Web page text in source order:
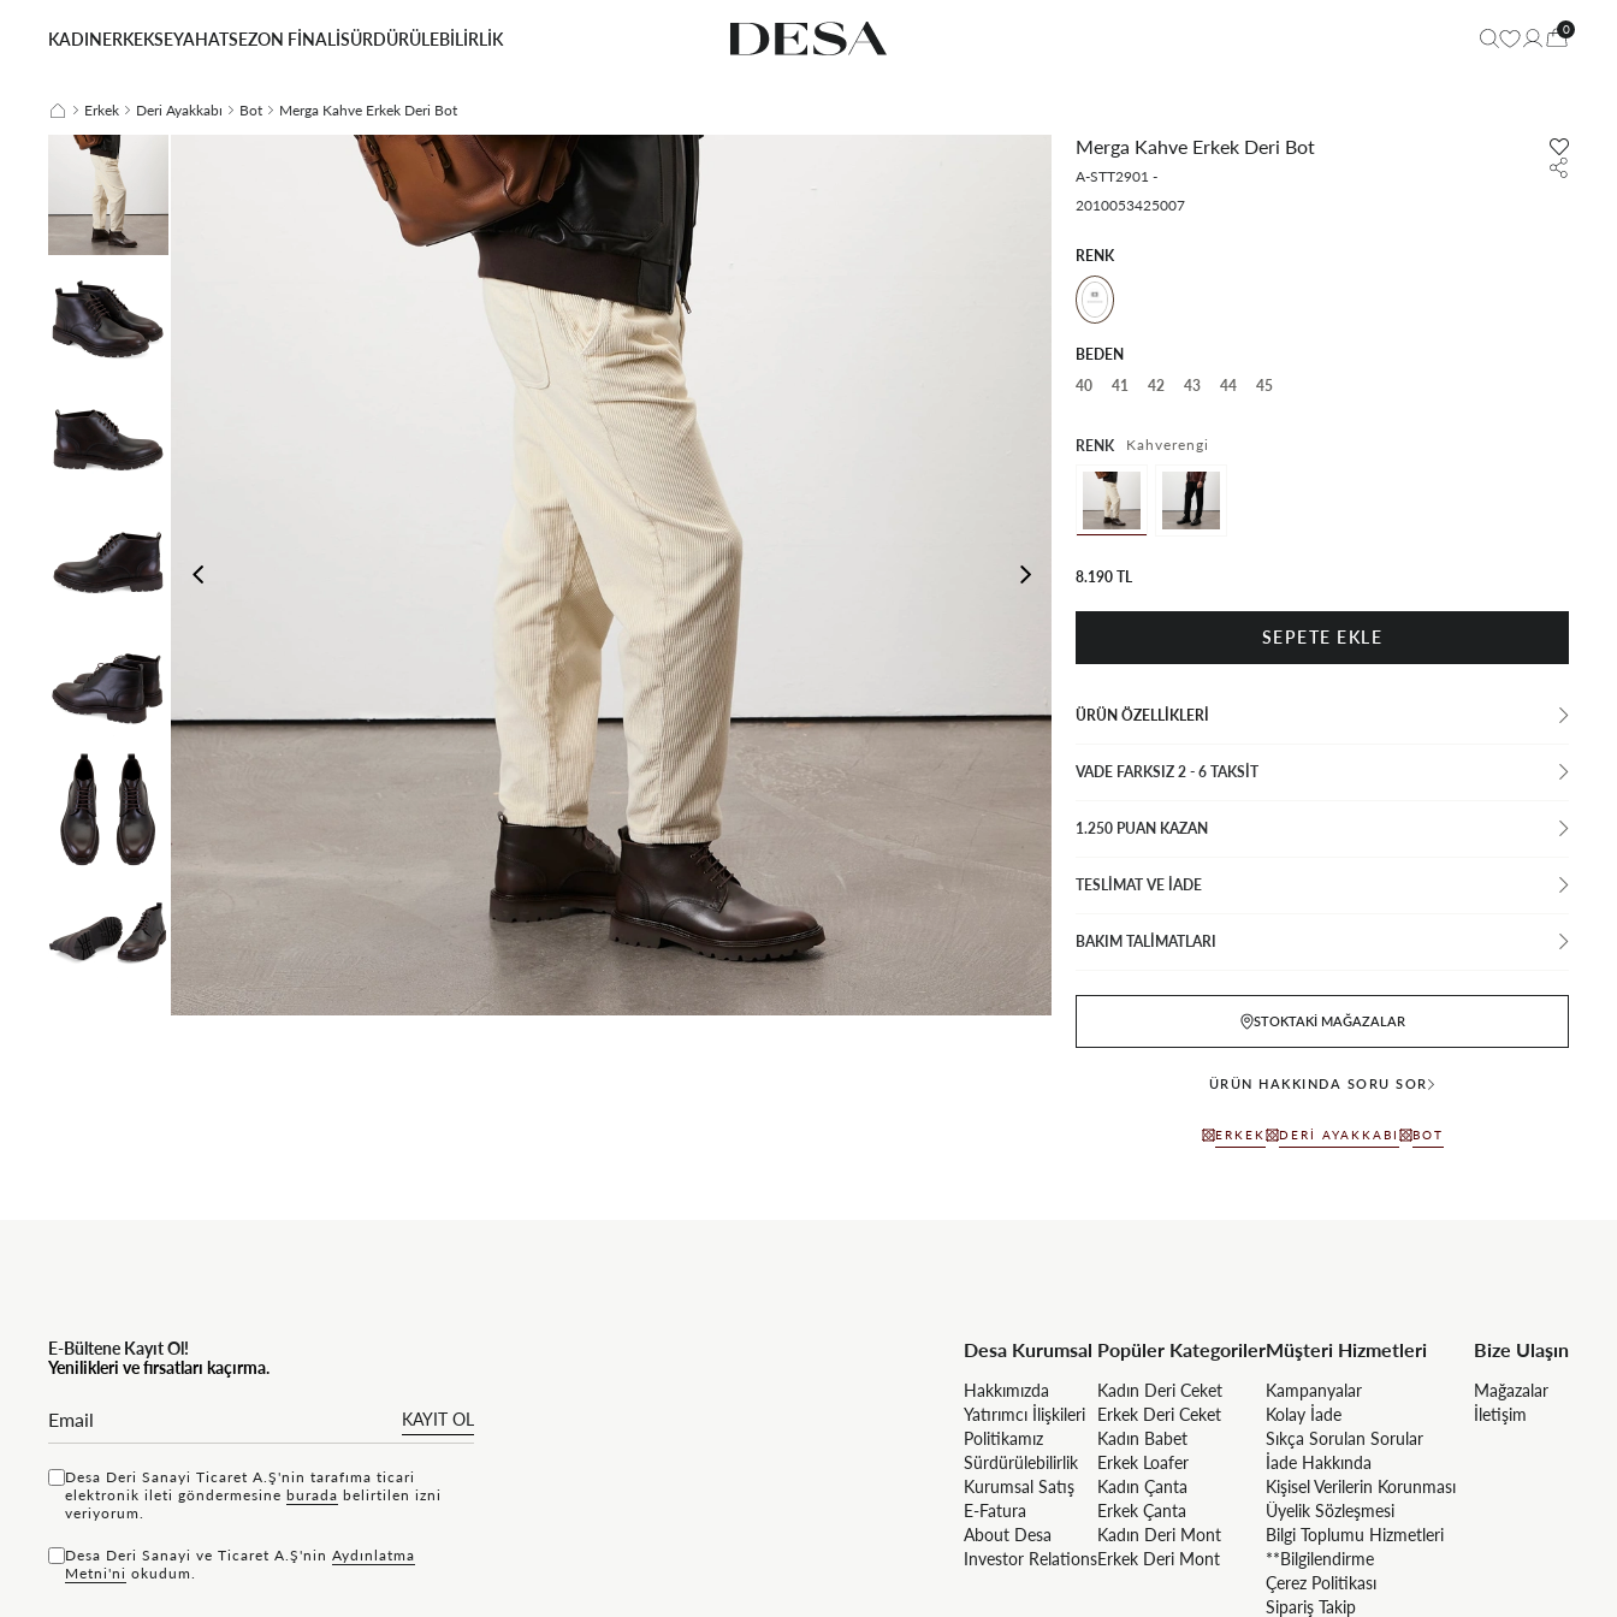
KADINERKEKSEYAHATSEZON FİNALİSÜRDÜRÜLEBİLİRLİK 0
Erkek Deri Ayakkabı Bot Merga Kahve Erkek Deri Bot
Merga Kahve Erkek Deri Bot
A-STT2901 -
2010053425007
RENK
BEDEN
40
41 42 43 44 45
RENK Kahverengi
8.190 TL
ÜRÜN ÖZELLIKLERI
VADE FARKSIZ 2 - 6 TAKSIT
1.250 PUAN KAZAN
TESLİMAT VE İADE
BAKIM TALİMATLARI
STOKTAKI MAĞAZALAR
ÜRÜN HAKKINDA SORU SOR
ERKEK DERI AYAKKABI BOT
E-Bültene Kayıt Ol!
Yenilikleri ve fırsatları kaçırma.
KAYIT OL
Desa Deri Sanayi Ticaret A.Ş'nin tarafıma ticari
elektronik ileti göndermesine bu rada belirtilen izni
veriyorum.
Desa Deri Sanayi ve Ticaret A.Ş'nin Aydınlatma
Metni'ni okudum.
Desa Kurumsal
Hakkımızda
Yatırımcı İlişkileri
Politikamız
Sürdürülebilirlik
Kurumsal Satış
E-Fatura
About Desa
Investor Relations
Popüler Kategoriler
Kadın Deri Ceket
Erkek Deri Ceket
Kadın Babet
Erkek Loafer
Kadın Çanta
Erkek Çanta
Kadın Deri Mont
Erkek Deri Mont
Müşteri Hizmetleri
Kampanyalar
Kolay İade
Sıkça Sorulan Sorular
İade Hakkında
Kişisel Verilerin Korunması
Üyelik Sözleşmesi
Bilgi Toplumu Hizmetleri
**Bilgilendirme
Çerez Politikası
Sipariş Takip
Bize Ulaşın
Mağazalar
İletişim